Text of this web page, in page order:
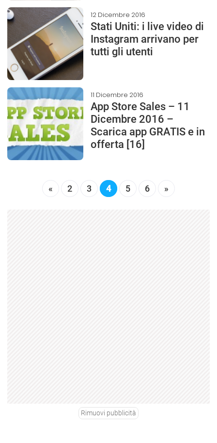
12 Dicembre 2016
Stati Uniti: i live video di
Instagram arrivano per
tutti gli utenti
11 Dicembre 2016
App Store Sales – 11
Dicembre 2016 –
Scarica app GRATIS e in
offerta [16]
« 2 3 4 5 6 »
Rimuovi pubblicità